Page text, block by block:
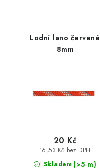
Lodní lano červené
8mm
Skladem (>5 m)
16,53 Kč bez DPH
20 Kč